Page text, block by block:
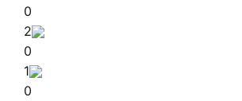
0
2
0
1
0